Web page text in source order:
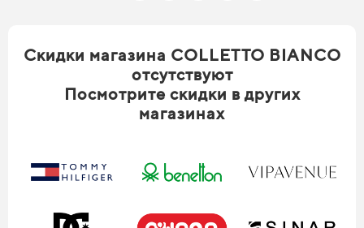
Скидки магазина COLLETTO BIANCO
отсутствуют
Посмотрите скидки в других
магазинах